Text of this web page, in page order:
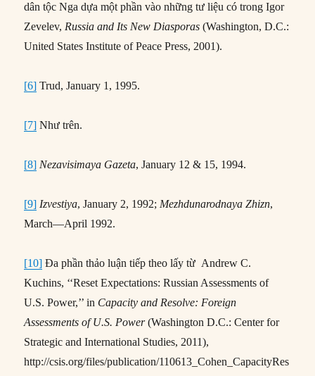
dân tộc Nga dựa một phần vào những tư liệu có trong Igor
Zevelev,Russia and Its New Diasporas (Washington, D.C.:
United States Institute of Peace Press, 2001).
[6] Trud, January 1, 1995.
[7] Như trên.
[8] Nezavisimaya Gazeta, January 12 & 15, 1994.
[9] Izvestiya, January 2, 1992;Mezhdunarodnaya Zhizn,
March—April 1992.
[10] Đa phần thảo luận tiếp theo lấy từ Andrew C.
Kuchins, ‘‘Reset Expectations: Russian Assessments of
U.S. Power,’’ in Capacity and Resolve: Foreign
Assessments of U.S. Power(Washington D.C.: Center for
Strategic and International Studies, 2011),
http://csis.org/files/publication/110613_Cohen_CapacityRes